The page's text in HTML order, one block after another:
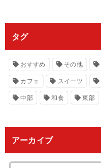
タグ
おすすめ その他
カフェ スイーツ
中部 和食 東部
アーカイブ